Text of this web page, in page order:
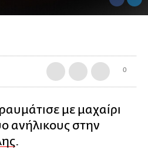
0
με μαχαίρι
ανήλικους στην
.